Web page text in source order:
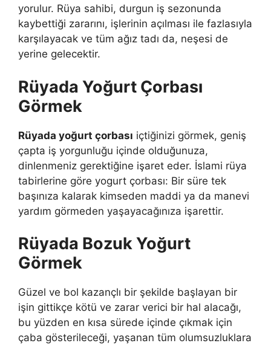
yorulur. Rüya sahibi, durgun iş sezonunda
kaybettiği zararını, işlerinin açılması ile fazlasıyla
karşılayacak ve tüm ağız tadı da, neşesi de
yerine gelecektir.
Rüyada Yoğurt Çorbası
Görmek
Rüyada yoğurt çorbası içtiğinizi görmek, geniş
çapta iş yorgunluğu içinde olduğunuza,
dinlenmeniz gerektiğine işaret eder. İslami rüya
tabirlerine göre yogurt çorbası: Bir süre tek
başınıza kalarak kimseden maddi ya da manevi
yardım görmeden yaşayacağınıza işarettir.
Rüyada Bozuk Yoğurt
Görmek
Güzel ve bol kazançlı bir şekilde başlayan bir
işin gittikçe kötü ve zarar verici bir hal alacağı,
bu yüzden en kısa sürede içinde çıkmak için
çaba gösterileceği, yaşanan tüm olumsuzluklara